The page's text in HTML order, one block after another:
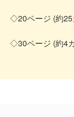
◇20ページ (約
◇30ページ (約4